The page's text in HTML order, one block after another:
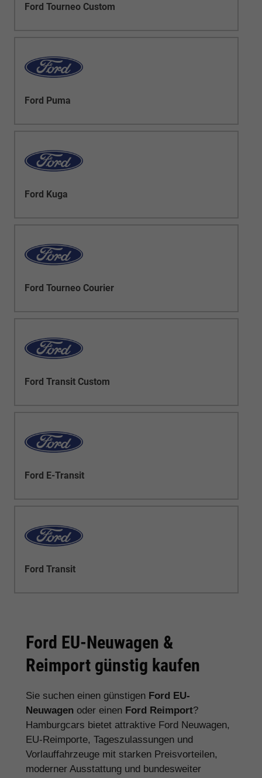
Ford Tourneo Custom
Ford Puma
Ford Kuga
Ford Tourneo Courier
Ford Transit Custom
Ford E-Transit
Ford Transit
Ford EU-Neuwagen &
Reimport günstig kaufen
Sie suchen einen günstigen Ford EU-
Neuwagen oder einen Ford Reimport?
Hamburgcars bietet attraktive Ford Neuwagen,
EU-Reimporte, Tageszulassungen und
Vorlauffahrzeuge mit starken Preisvorteilen,
moderner Ausstattung und bundesweiter